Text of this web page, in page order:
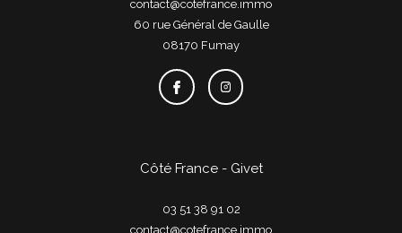
contact@cotefrance.immo
60 rue Général de Gaulle
08170
fumay
Côté France - Givet
03 51 38 91 02
contact@cotefrance.immo